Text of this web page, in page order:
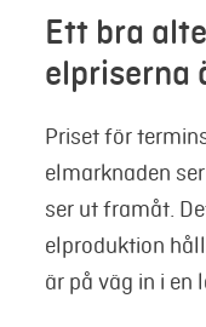
Ett bra
elpriserna
Priset för
elmarknaden
ser ut framåt.
elproduktion
är på väg in i en